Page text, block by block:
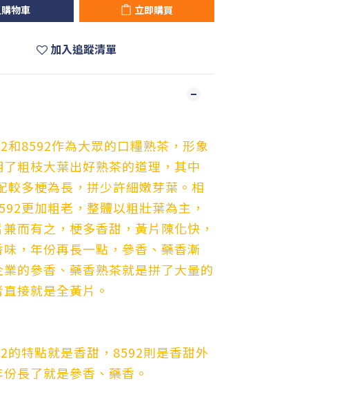
物車 立即購買
加入追蹤清單
和8592作為大眾的口糧熟茶，形象
粗枝大葉出好熟茶的道理，其中
較多梗為長，拼少許細嫩芽葉。相
更加粗老，整體以粗壯葉為主，
而有之，梗多香甜，黃片陳化快，
，年份再長一點，參香、藥香漸
的參香、藥香熟茶就是拼了大量的
接就是全黃片。
的特點就是香甜，8592則是香甜外
長了就是參香、藥香。